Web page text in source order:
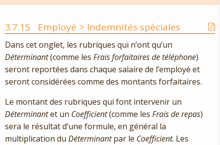
3.7.15 Employé > Indemnités spéciales
Dans cet onglet, les rubriques qui n’ont qu’un
Déterminant(comme les Frais forfaitaires de téléphone)
seront reportées dans chaque salaire de l’employé et
seront considérées comme des montants forfaitaires.
Le montant des rubriques qui font intervenir un
Déterminantet un Coefficient(comme les Frais de repas)
sera le résultat d’une formule, en général la
multiplication du Déterminantpar le Coefficient. Les